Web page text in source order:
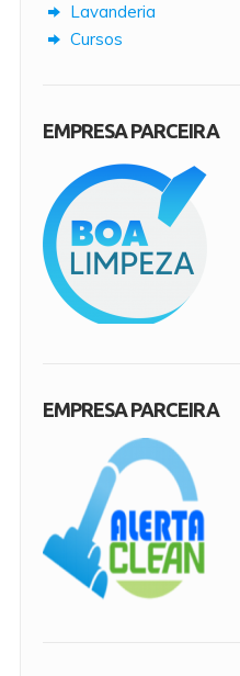
Lavanderia
Cursos
EMPRESA PARCEIRA
EMPRESA PARCEIRA